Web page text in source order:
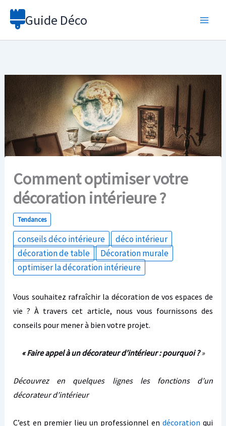
Aller
Guide Déco
Comment optimiser votre
décoration intérieure ?
Tendances
conseils déco intérieure
déco intérieur
décoration de table
Décoration murale
optimiser la décoration intérieure
Vous souhaitez rafraîchir la décoration de vos espaces de
vie ? À travers cet article, nous vous fournissons des
conseils pour mener à bien votre projet.
« Faire appel à un décorateur d’intérieur : pourquoi ?»
Découvrez en quelques lignes les fonctions d’un
décorateur d’intérieur
C’est en premier lieu un professionnel en décoration qui